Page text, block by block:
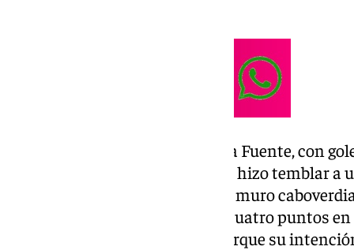
La chispa renovada de Luis de la Fuente, con
Mikel Oyarzabal en 25 minutos, hizo temblar a
igualmente encerrada, no fue el muro
Mercedes-Benz de Atlanta, los cuatro puntos
Mundial, España pudo rotar, porque su